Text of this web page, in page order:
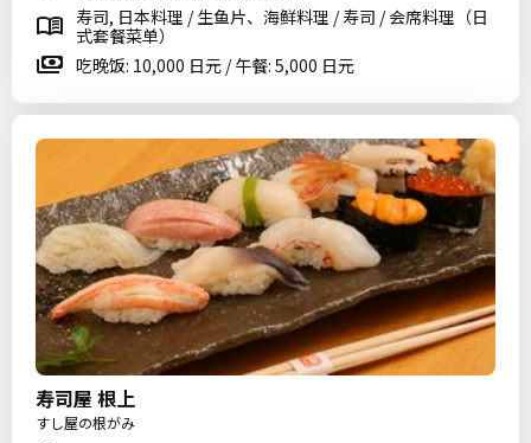
寿司, 日本料理 / 生鱼片、海鲜料理 / 寿司 / 会席料理（日
式套餐菜单）
吃晚饭: 10,000 日元 / 午餐: 5,000 日元
寿司屋 根上
すし屋の根がみ